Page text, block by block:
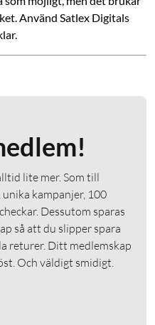
Använd Satlex Digitals
lite mer. Som till
kampanjer, 100
Dessutom sparas
så att du slipper spara
returer. Ditt medlemskap
Och väldigt smidigt.